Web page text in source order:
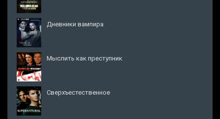
Дневники вампира
Мыслить как преступник
Сверхъестественное